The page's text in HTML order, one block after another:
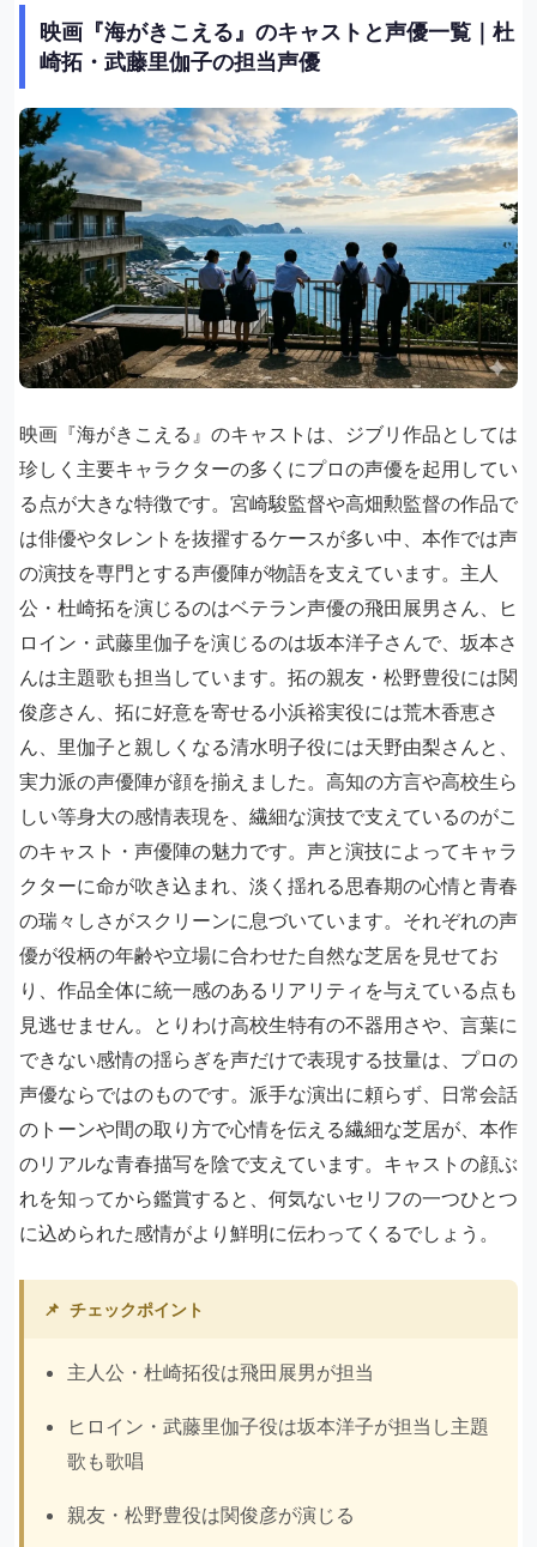
映画『海がきこえる』のキャストと声優一覧｜杜
崎拓・武藤里伽子の担当声優
映画『海がきこえる』のキャストは、ジブリ作品としては
珍しく主要キャラクターの多くにプロの声優を起用してい
る点が大きな特徴です。宮崎駿監督や高畑勲監督の作品で
は俳優やタレントを抜擢するケースが多い中、本作では声
の演技を専門とする声優陣が物語を支えています。主人
公・杜崎拓を演じるのはベテラン声優の飛田展男さん、ヒ
ロイン・武藤里伽子を演じるのは坂本洋子さんで、坂本さ
んは主題歌も担当しています。拓の親友・松野豊役には関
俊彦さん、拓に好意を寄せる小浜裕実役には荒木香恵さ
ん、里伽子と親しくなる清水明子役には天野由梨さんと、
実力派の声優陣が顔を揃えました。高知の方言や高校生ら
しい等身大の感情表現を、繊細な演技で支えているのがこ
のキャスト・声優陣の魅力です。声と演技によってキャラ
クターに命が吹き込まれ、淡く揺れる思春期の心情と青春
の瑞々しさがスクリーンに息づいています。それぞれの声
優が役柄の年齢や立場に合わせた自然な芝居を見せてお
り、作品全体に統一感のあるリアリティを与えている点も
見逃せません。とりわけ高校生特有の不器用さや、言葉に
できない感情の揺らぎを声だけで表現する技量は、プロの
声優ならではのものです。派手な演出に頼らず、日常会話
のトーンや間の取り方で心情を伝える繊細な芝居が、本作
のリアルな青春描写を陰で支えています。キャストの顔ぶ
れを知ってから鑑賞すると、何気ないセリフの一つひとつ
に込められた感情がより鮮明に伝わってくるでしょう。
📌 チェックポイント
主人公・杜崎拓役は飛田展男が担当
ヒロイン・武藤里伽子役は坂本洋子が担当し主題
歌も歌唱
親友・松野豊役は関俊彦が演じる